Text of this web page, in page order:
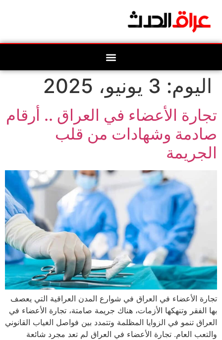
اليوم: 3 يونيو، 2025
تجارة الأعضاء في العراق .. أرقام
صادمة وشهادات من قلب
الجريمة
تجارة الأعضاء في العراق في شوارع المدن العراقية التي يعصف
بها الفقر وتنهكها الأزمات، هناك جريمة صامتة، تجارة الأعضاء في
العراق تنمو في الزوايا المظلمة وتتمدد بين فواصل الغياب القانوني
والتعب العام. تجارة الأعضاء في العراق لم تعد مجرد شائعة